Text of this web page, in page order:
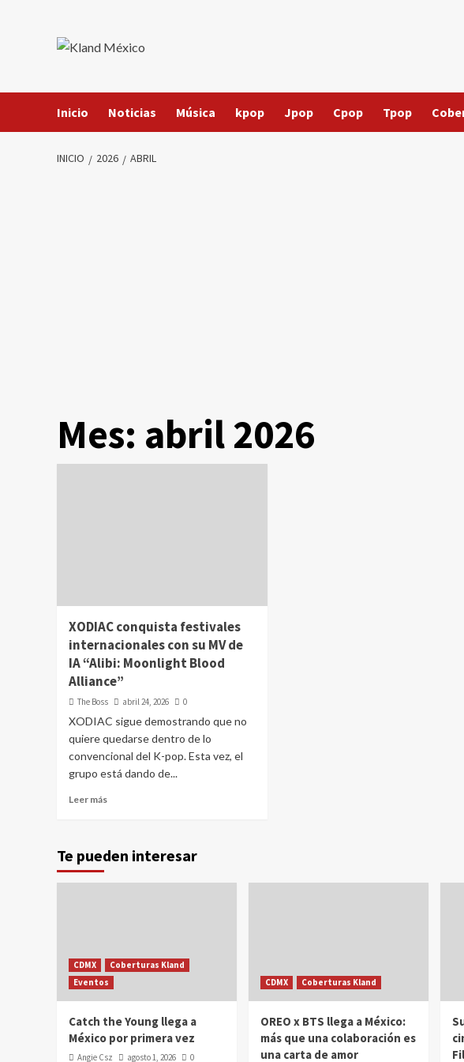
Inicio Noticias Música kpop Jpop Cpop Tpop
INICIO 2026 ABRIL
Mes: abril 2026
XODIAC conquista festivales
internacionales con su MV de
IA “Alibi: Moonlight Blood
Alliance”
The Boss abril 24, 2026 0
XODIAC sigue demostrando que no
quiere quedarse dentro de lo
convencional del K-pop. Esta vez, el
grupo está dando de...
Leer más
Te pueden interesar
CDMX
Coberturas Kland
Eventos
Catch the Young llega a
México por primera vez
Angie Csz agosto 1, 2026 0
CDMX Coberturas Kland
OREO x BTS llega a México:
más que una colaboración es
una carta de amor